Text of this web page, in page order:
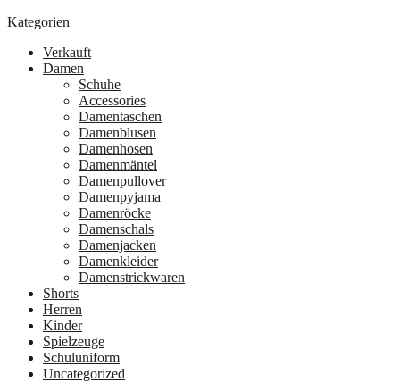
Kategorien
Verkauft
Damen
Schuhe
Accessories
Damentaschen
Damenblusen
Damenhosen
Damenmäntel
Damenpullover
Damenpyjama
Damenröcke
Damenschals
Damenjacken
Damenkleider
Damenstrickwaren
Shorts
Herren
Kinder
Spielzeuge
Schuluniform
Uncategorized